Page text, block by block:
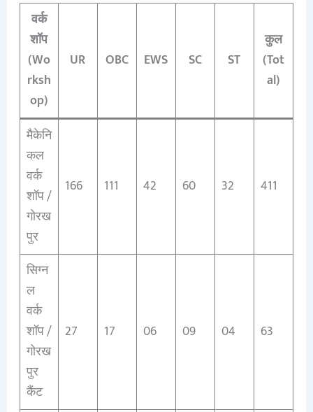
वर्क
शॉप
(Wo
rksh
op)
UR OBC EWS SC ST
कुल
(Tot
al)
मैकेनि
कल
वर्क
शॉप /
गोरख
पुर
166 111 42 60 32 411
सिग्न
ल
वर्क
शॉप /
गोरख
पुर
कैंट
27 17 06 09 04 63